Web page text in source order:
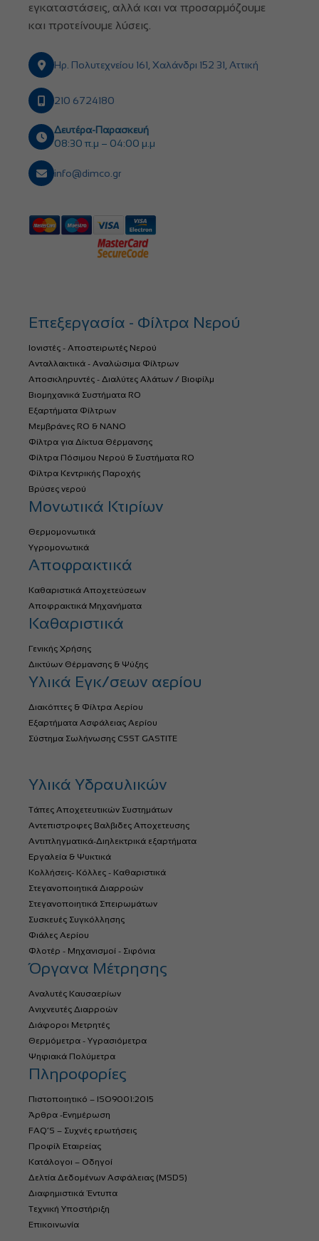
εγκαταστάσεις, αλλά και να προσαρμόζουμε
και προτείνουμε λύσεις.
Ηρ. Πολυτεχνείου 161, Χαλάνδρι 152 31, Αττική
210 6724180
Δευτέρα-Παρασκευή
08:30 π.μ – 04:00 μ.μ
info@dimco.gr
Επεξεργασία - Φίλτρα Νερού
Ιονιστές - Αποστειρωτές Νερού
Ανταλλακτικά - Αναλώσιμα Φίλτρων
Αποσκληρυντές - Διαλύτες Αλάτων / Βιοφίλμ
Βιομηχανικά Συστήματα RO
Εξαρτήματα Φίλτρων
Μεμβράνες RO & NANO
Φίλτρα για Δίκτυα Θέρμανσης
Φίλτρα Πόσιμου Νερού & Συστήματα RO
Φίλτρα Κεντρικής Παροχής
Βρύσες νερού
Μονωτικά Κτιρίων
Θερμομονωτικά
Υγρομονωτικά
Αποφρακτικά
Καθαριστικά Αποχετεύσεων
Αποφρακτικά Μηχανήματα
Καθαριστικά
Γενικής Χρήσης
Δικτύων Θέρμανσης & Ψύξης
Υλικά Εγκ/σεων αερίου
Διακόπτες & Φίλτρα Αερίου
Εξαρτήματα Ασφάλειας Αερίου
Σύστημα Σωλήνωσης CSST GASTITE
Υλικά Υδραυλικών
Τάπες Αποχετευτικών Συστημάτων
Αντεπιστροφες Βαλβιδες Αποχετευσης
Αντιπληγματικά-Διηλεκτρικά εξαρτήματα
Εργαλεία & Ψυκτικά
Κολλήσεις- Κόλλες - Καθαριστικά
Στεγανοποιητικά Διαρροών
Στεγανοποιητικά Σπειρωμάτων
Συσκευές Συγκόλλησης
Φιάλες Αερίου
Φλοτέρ - Μηχανισμοί - Σιφόνια
Όργανα Μέτρησης
Αναλυτές Καυσαερίων
Ανιχνευτές Διαρροών
Διάφοροι Μετρητές
Θερμόμετρα - Υγρασιόμετρα
Ψηφιακά Πολύμετρα
Πληροφορίες
Πιστοποιητικό – ISO9001:2015
Άρθρα -Ενημέρωση
FAQ’S – Συχνές ερωτήσεις
Προφίλ Εταιρείας
Κατάλογοι – Οδηγοί
Δελτία Δεδομένων Ασφάλειας (MSDS)
Διαφημιστικά Έντυπα
Τεχνική Υποστήριξη
Επικοινωνία